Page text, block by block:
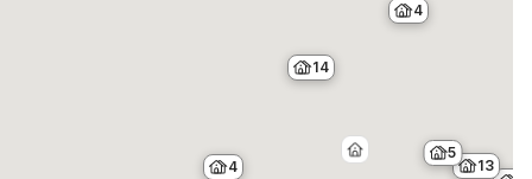
14
13
5
4
4